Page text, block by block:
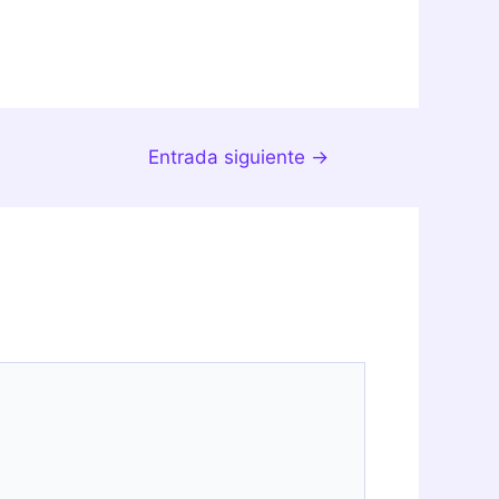
Entrada siguiente →